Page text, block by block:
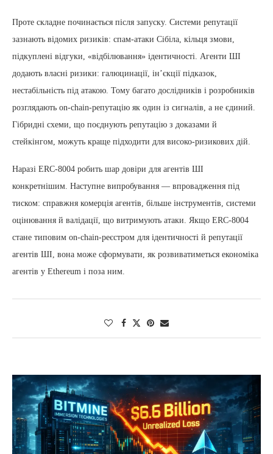
Проте складне починається після запуску. Системи репутації
зазнають відомих ризиків: спам-атаки Сібіла, кільця змови,
підкуплені відгуки, «відбілювання» ідентичності. Агенти ШІ
додають власні ризики: галюцинації, ін’єкції підказок,
нестабільність під атакою. Тому багато дослідників і розробників
розглядають on-chain-репутацію як один із сигналів, а не єдиний.
Гібридні схеми, що поєднують репутацію з доказами й
стейкінгом, можуть краще підходити для високо-ризикових дій.
Наразі ERC-8004 робить шар довіри для агентів ШІ
конкретнішим. Наступне випробування — впровадження під
тиском: справжня комерція агентів, більше інструментів, системи
оцінювання й валідації, що витримують атаки. Якщо ERC-8004
стане типовим on-chain-реєстром для ідентичності й репутації
агентів ШІ, вона може сформувати, як розвиватиметься економіка
агентів у Ethereum і поза ним.